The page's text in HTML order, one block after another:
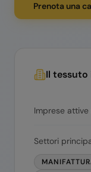
Prenota una
Il
Imprese
Settori